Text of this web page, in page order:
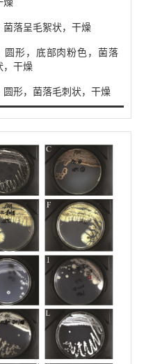
燥
菌落呈毛絮状，干燥
圆形，底部肉粉色，菌落
，干燥
圆形，菌落毛刺状，干燥